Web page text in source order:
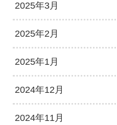
2025年3月
2025年2月
2025年1月
2024年12月
2024年11月